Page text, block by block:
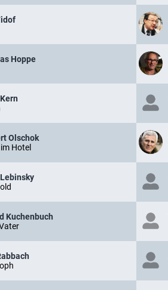
Hoppe
Olschok
Hotel
Kuchenbuch